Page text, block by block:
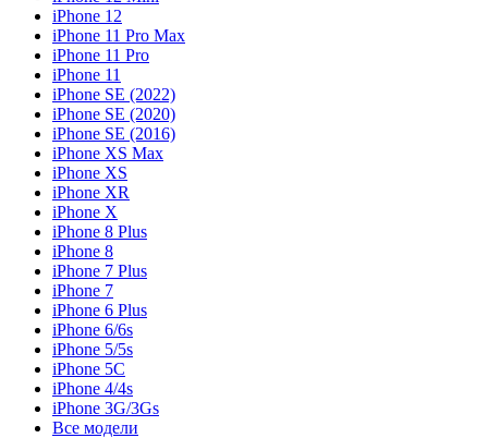
iPhone 12
iPhone 11 Pro Max
iPhone 11 Pro
iPhone 11
iPhone SE (2022)
iPhone SE (2020)
iPhone SE (2016)
iPhone XS Max
iPhone XS
iPhone XR
iPhone X
iPhone 8 Plus
iPhone 8
iPhone 7 Plus
iPhone 7
iPhone 6 Plus
iPhone 6/6s
iPhone 5/5s
iPhone 5C
iPhone 4/4s
iPhone 3G/3Gs
Все модели